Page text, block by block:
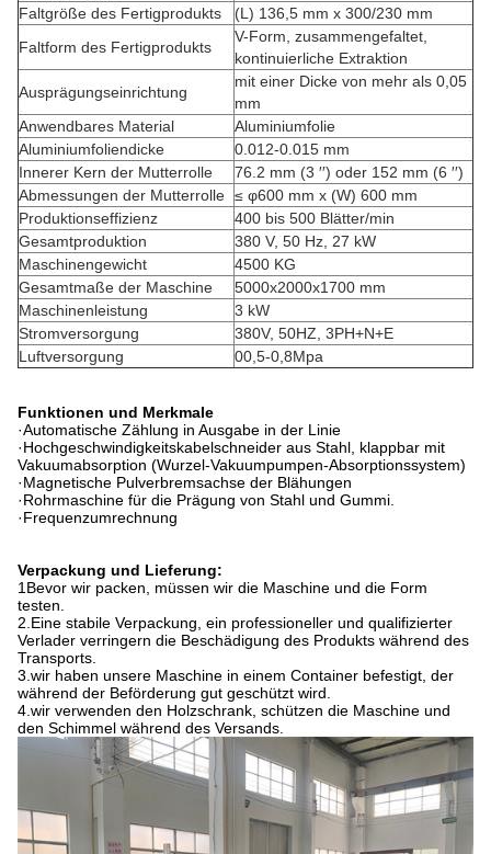
Faltgröße des Fertigprodukts
(L) 136,5 mm x 300/230 mm
Faltform des Fertigprodukts
V-Form, zusammengefaltet,
kontinuierliche Extraktion
Ausprägungseinrichtung
mit einer Dicke von mehr als 0,05
mm
Anwendbares Material
Aluminiumfolie
Aluminiumfoliendicke
0.012-0.015 mm
Innerer Kern der Mutterrolle
76.2 mm (3 ′′) oder 152 mm (6 ′′)
Abmessungen der Mutterrolle ≤ φ600 mm x (W) 600 mm
Produktionseffizienz
400 bis 500 Blätter/min
Gesamtproduktion
380 V, 50 Hz, 27 kW
Maschinengewicht
4500 KG
Gesamtmaße der Maschine
5000x2000x1700 mm
Maschinenleistung
3 kW
Stromversorgung
380V, 50HZ, 3PH+N+E
Luftversorgung
00,5-0,8Mpa
Funktionen und Merkmale
·Automatische Zählung in Ausgabe in der Linie
·Hochgeschwindigkeitskabelschneider aus Stahl, klappbar mit
Vakuumabsorption (Wurzel-Vakuumpumpen-Absorptionssystem)
·Magnetische Pulverbremsachse der Blähungen
·Rohrmaschine für die Prägung von Stahl und Gummi.
·Frequenzumrechnung
Verpackung und Lieferung:
1Bevor wir packen, müssen wir die Maschine und die Form
testen.
2.Eine stabile Verpackung, ein professioneller und qualifizierter
Verlader verringern die Beschädigung des Produkts während des
Transports.
3.wir haben unsere Maschine in einem Container befestigt, der
während der Beförderung gut geschützt wird.
4.wir verwenden den Holzschrank, schützen die Maschine und
den Schimmel während des Versands.